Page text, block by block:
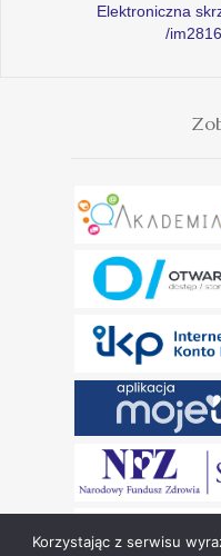
Elektroniczna
/
Korzystając z serwisu